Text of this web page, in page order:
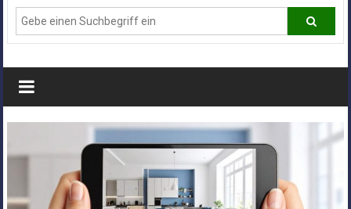
aus
Deiner
Stadt
Monheim